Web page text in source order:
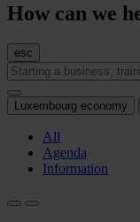
How can we
esc
Luxembourg economy
All
Agenda
Information